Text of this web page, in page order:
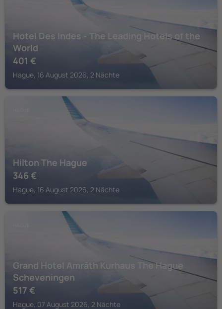
Hotel Des Indes - The Leading Hotels of the
World
401 €
Hague, 16 August 2026, 2 Nächte
Hilton The Hague
346 €
Hague, 16 August 2026, 2 Nächte
Grand Hotel Amrâth Kurhaus The Hague
Scheveningen
517 €
Hague, 07 August 2026, 2 Nächte